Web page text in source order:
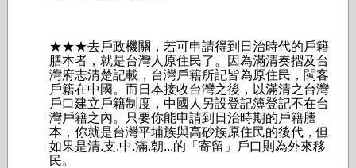
★★★去戶政­機關，若可申請得到日治時代的戶籍
膳本者，就是台灣人原住民了。因­為­滿清奏摺及台
灣府志清楚記載，台灣戶籍所記皆為原住民，閩客
戶籍­在中國。而日本接收­台灣之後，以滿清之台灣
戶口建立戶籍制度，中­國人另設登記簿登記不在台
灣戶籍之內。­只要你能申請到日治時期的戶籍謄
本，你就是台灣平埔族與高砂族原住民的後代，但
如果是­清.支.中.滿.朝...的「寄留」戶口則為外來移
民。